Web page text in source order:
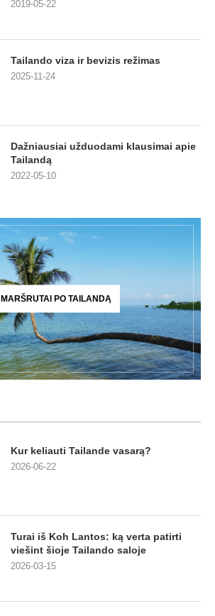
2019-05-22
Tailando viza ir bevizis režimas
2025-11-24
Dažniausiai užduodami klausimai apie
Tailandą
2022-05-10
MARŠRUTAI PO TAILANDĄ
Kur keliauti Tailande vasarą?
2026-06-22
Turai iš Koh Lantos: ką verta patirti
viešint šioje Tailando saloje
2026-03-15